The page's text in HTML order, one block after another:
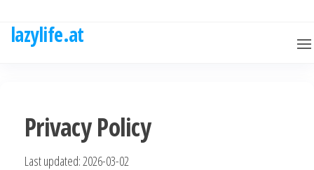
lazylife.at
Privacy Policy
Last updated: 2026-03-02